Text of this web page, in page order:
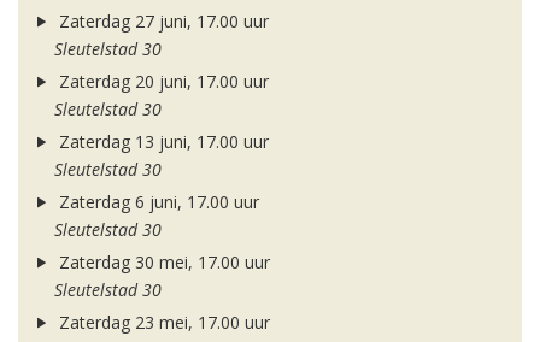
Zaterdag 27 juni, 17.00 uur
Sleutelstad 30
Zaterdag 20 juni, 17.00 uur
Sleutelstad 30
Zaterdag 13 juni, 17.00 uur
Sleutelstad 30
Zaterdag 6 juni, 17.00 uur
Sleutelstad 30
Zaterdag 30 mei, 17.00 uur
Sleutelstad 30
Zaterdag 23 mei, 17.00 uur